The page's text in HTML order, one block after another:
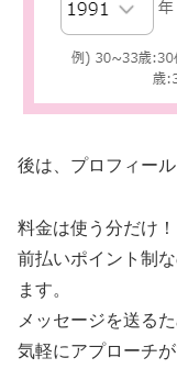
後は、プロフィール
料金は使う分だけ！
前払いポイント制
ます。
メッセージを送る
気軽にアプローチ